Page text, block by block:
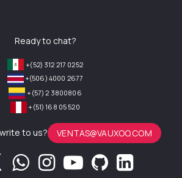
Ready to chat?
+(52) 312 217 0252
+(506) 4000 2677
+(57) 2 3800806
+(51) 168 05 520
to us? VENTAS@VAUXOO.COM